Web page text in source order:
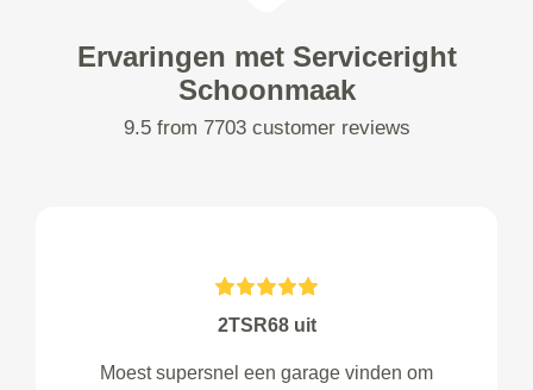
Ervaringen met Serviceright
Schoonmaak
9.5 from 7703 customer reviews
2TSR68 uit
Moest supersnel een garage vinden om